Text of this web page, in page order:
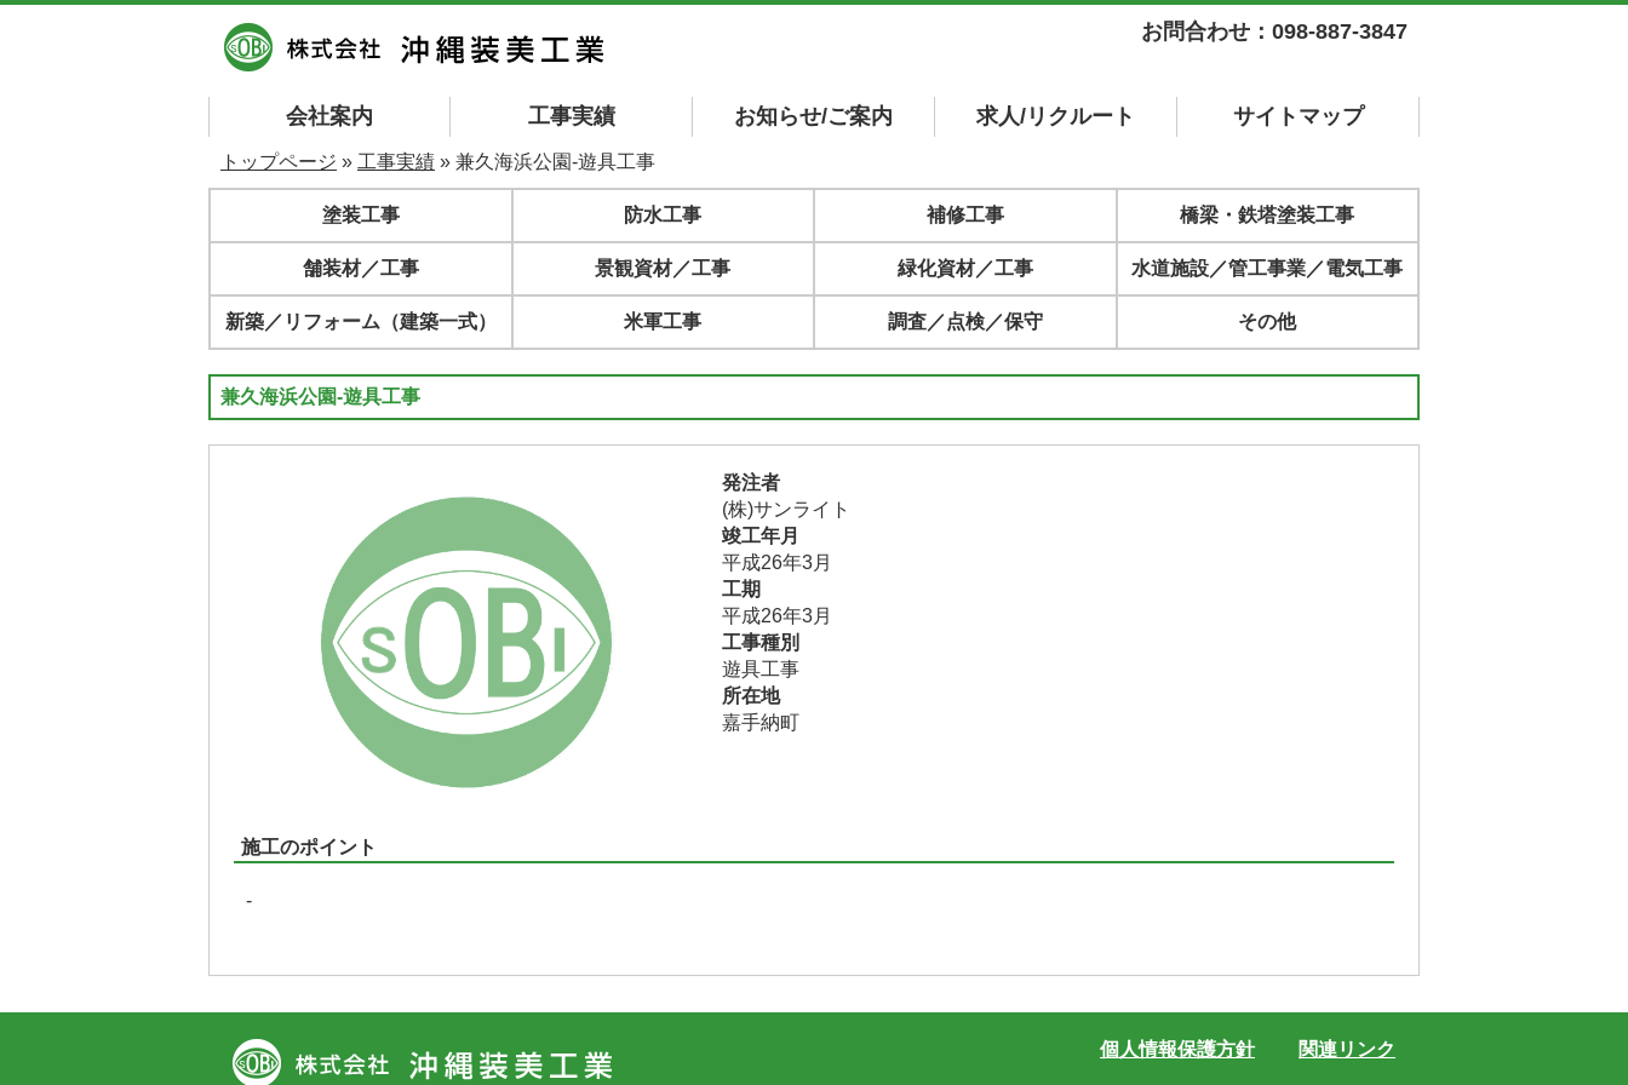
お問合わせ：098-887-3847
会社案内 工事実績 お知らせ/ご案内 求人/リクルート サイト マップ
トップページ » 工事実績 » 兼久海浜公園-遊具工事
塗装工事 防水工事 補修工事 橋梁・鉄塔塗装工事
舗装材／工事 景観資材／工事 緑化資材／工事 水道施設／管工事業／電気工事
新築／リフォーム（建築一式） 米軍工事 調査／点検／保守 その他
兼久海浜公園-遊具工事
発注者
(株)サンライト
竣工年月
平成26年3月
工期
平成26年3月
工事種別
遊具工事
所在地
嘉手納町
施工のポイント
-
個人情報保護方針 関連リンク